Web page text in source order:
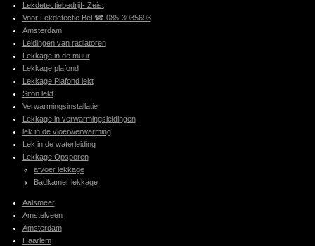
Lekdetectiebedrijf- Zeist
Voor Lekdetectie Bel ☎ 085-3035693
Amsterdam
Leidingen van radiatoren
Lekkage in de muur
Lekkage plafond
Lekkage Plafond lekt
Sifon lekt
Verwarmingsinstallatie
Lekkage in verwarmingsleidingen
lek in de vloerwerwarming
Lek in de waterleiding
Lekkage Opsporen
afvoer lekkage
Badkamer lekkage
Aalsmeer
Amstelveen
Amsterdam
Haarlem